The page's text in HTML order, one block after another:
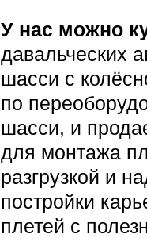
У нас можно
давальческих
шасси с
по
шасси, и
для монтажа
разгрузкой и
постройки
плетей с